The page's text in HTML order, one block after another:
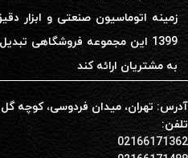
زمینه اتوماسیون صنعتی و ابزار
1399 این مجموعه فروشگاهی
به مشتریان ارائه کند
آدرس: تهران، میدان فردوسی، کوچه گل پرور،
تلفن:
02166171362